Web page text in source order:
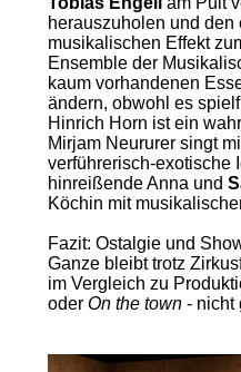
herauszuholen und
musikalischen Effekt
Ensemble der
kaum vorhandenen
ändern, obwohl es
Hinrich Horn ist ein
Mirjam Neururer singt
verführerisch-exotische
hinreißende Anna und
Köchin mit
Fazit: Ostalgie und
Ganze bleibt trotz
im Vergleich zu
oder On the town- nicht